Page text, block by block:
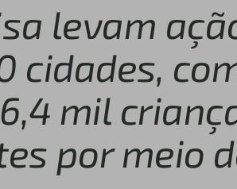
levam
cidades,
mil
por meio